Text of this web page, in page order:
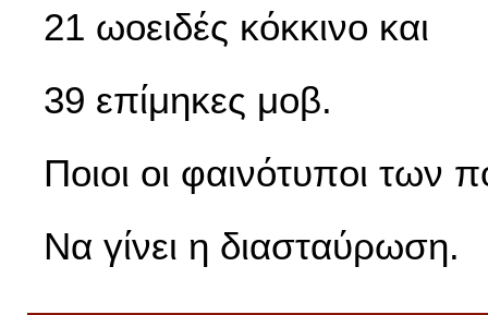
21 ωοειδές κόκκινο και
39 επίμηκες μοβ.
Ποιοι οι φαινότυποι των
Να γίνει η διασταύρωση.